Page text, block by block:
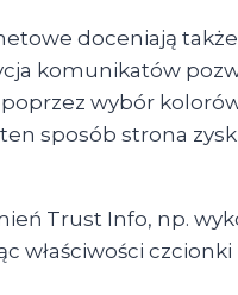
doceniają
komunikatów
wybór
sposób strona
Trust Info, np.
czcionki i